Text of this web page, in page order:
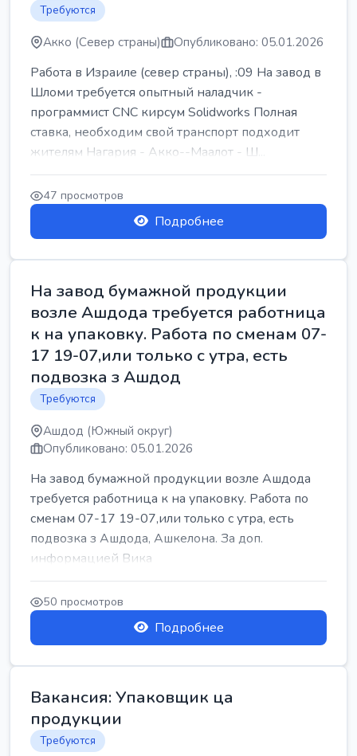
Требуются
Акко (Север страны) Опубликовано: 05.01.2026
Работа в Израиле (север страны), :09 На завод в
Шломи требуется опытный наладчик -
программист CNC кирсум Solidworks Полная
ставка, необходим свой транспорт подходит
жителям Нагария - Акко--Маалот - Ш...
47 просмотров
Подробнее
На завод бумажной продукции
возле Ашдода требуется работница
к на упаковку. Работа по сменам 07-
17 19-07,или только с утра, есть
подвозка з Ашдод
Требуются
Ашдод (Южный округ)
Опубликовано: 05.01.2026
На завод бумажной продукции возле Ашдода
требуется работница к на упаковку. Работа по
сменам 07-17 19-07,или только с утра, есть
подвозка з Ашдода, Ашкелона. За доп.
информацией Вика
50 просмотров
Подробнее
Вакансия: Упаковщик ца
продукции
Требуются